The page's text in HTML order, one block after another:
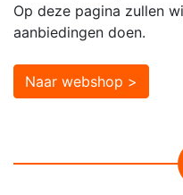
Op deze pagina zullen
aanbiedingen doen.
Naar webshop >